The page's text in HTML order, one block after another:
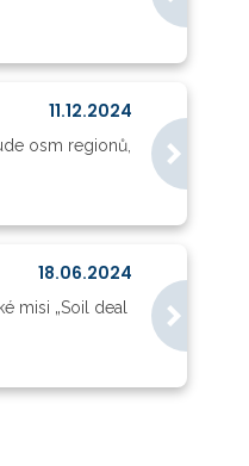
11.12.2024
osm regionů,
18.06.2024
misi „Soil deal